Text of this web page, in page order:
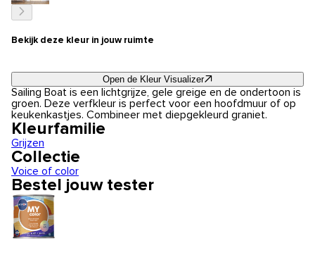
Bekijk deze kleur in jouw ruimte
Open de Kleur Visualizer
Sailing Boat is een lichtgrijze, gele greige en de ondertoon is
groen. Deze verfkleur is perfect voor een hoofdmuur of op
keukenkastjes. Combineer met diepgekleurd graniet.
Kleurfamilie
Grijzen
Collectie
Voice of color
Bestel jouw tester